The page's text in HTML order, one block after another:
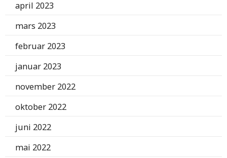
april 2023
mars 2023
februar 2023
januar 2023
november 2022
oktober 2022
juni 2022
mai 2022